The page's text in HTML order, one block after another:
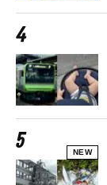
NEW